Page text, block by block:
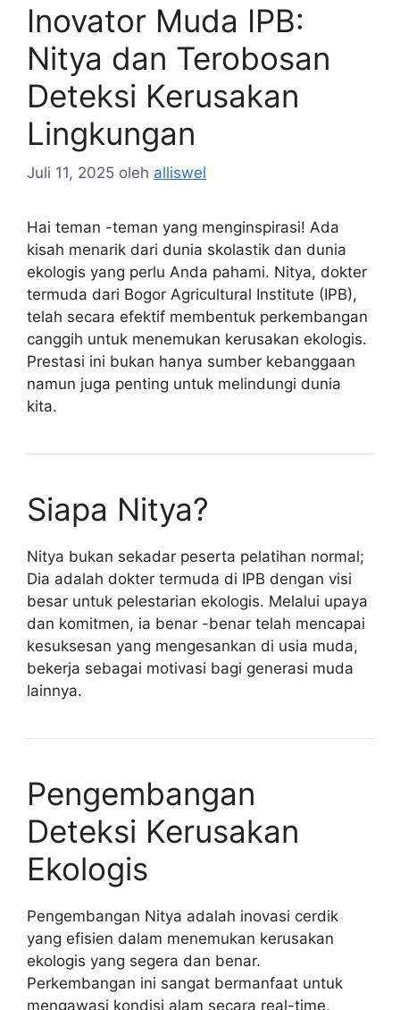
Inovator Muda IPB:
Nitya dan Terobosan
Deteksi Kerusakan
Lingkungan
Juli 11, 2025 oleh alliswel
Hai teman -teman yang menginspirasi! Ada
kisah menarik dari dunia skolastik dan dunia
ekologis yang perlu Anda pahami. Nitya, dokter
termuda dari Bogor Agricultural Institute (IPB),
telah secara efektif membentuk perkembangan
canggih untuk menemukan kerusakan ekologis.
Prestasi ini bukan hanya sumber kebanggaan
namun juga penting untuk melindungi dunia
kita.
Siapa Nitya?
Nitya bukan sekadar peserta pelatihan normal;
Dia adalah dokter termuda di IPB dengan visi
besar untuk pelestarian ekologis. Melalui upaya
dan komitmen, ia benar -benar telah mencapai
kesuksesan yang mengesankan di usia muda,
bekerja sebagai motivasi bagi generasi muda
lainnya.
Pengembangan
Deteksi Kerusakan
Ekologis
Pengembangan Nitya adalah inovasi cerdik
yang efisien dalam menemukan kerusakan
ekologis yang segera dan benar.
Perkembangan ini sangat bermanfaat untuk
mengawasi kondisi alam secara real-time,